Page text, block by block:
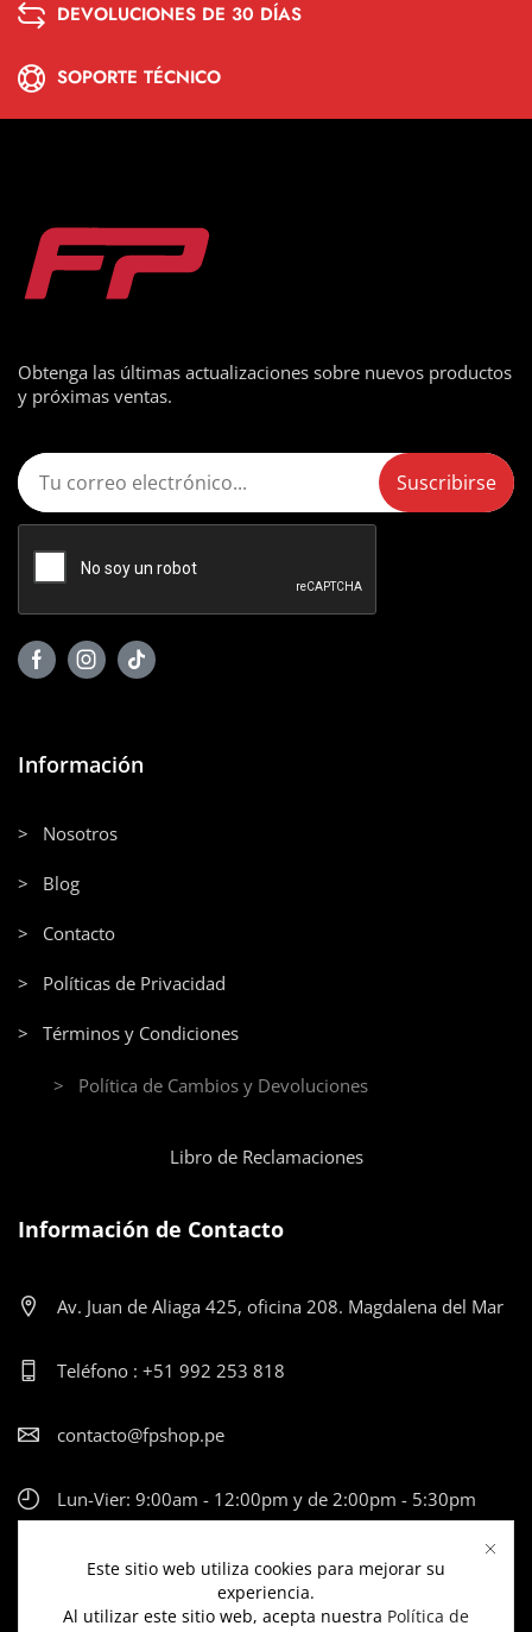
Este sitio web utiliza cookies para mejorar su
experiencia.
Al utilizar este sitio web, acepta nuestra Política de
DEVOLUCIONES DE 30 DÍAS
SOPORTE TÉCNICO
Obtenga las últimas actualizaciones sobre nuevos productos
y próximas ventas.
Información
> Nosotros
> Blog
> Contacto
> Políticas de Privacidad
> Términos y Condiciones
> Política de Cambios y Devoluciones
Libro de Reclamaciones
Información de Contacto
Av. Juan de Aliaga 425, oficina 208. Magdalena del Mar
Teléfono : +51 992 253 818
contacto@fpshop.pe
Lun-Vier: 9:00am - 12:00pm y de 2:00pm - 5:30pm